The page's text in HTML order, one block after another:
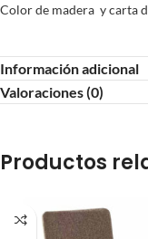
Color de madera y carta
Información adicional
Valoraciones (0)
Productos